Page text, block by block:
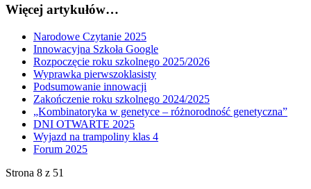
Więcej artykułów…
Narodowe Czytanie 2025
Innowacyjna Szkoła Google
Rozpoczęcie roku szkolnego 2025/2026
Wyprawka pierwszoklasisty
Podsumowanie innowacji
Zakończenie roku szkolnego 2024/2025
„Kombinatoryka w genetyce – różnorodność genetyczna”
DNI OTWARTE 2025
Wyjazd na trampoliny klas 4
Forum 2025
Strona 8 z 51